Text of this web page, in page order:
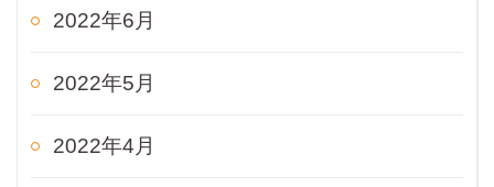
2022年6月
2022年5月
2022年4月